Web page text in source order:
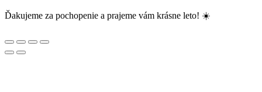
Ďakujeme za pochopenie a prajeme vám krásne leto! ☀️